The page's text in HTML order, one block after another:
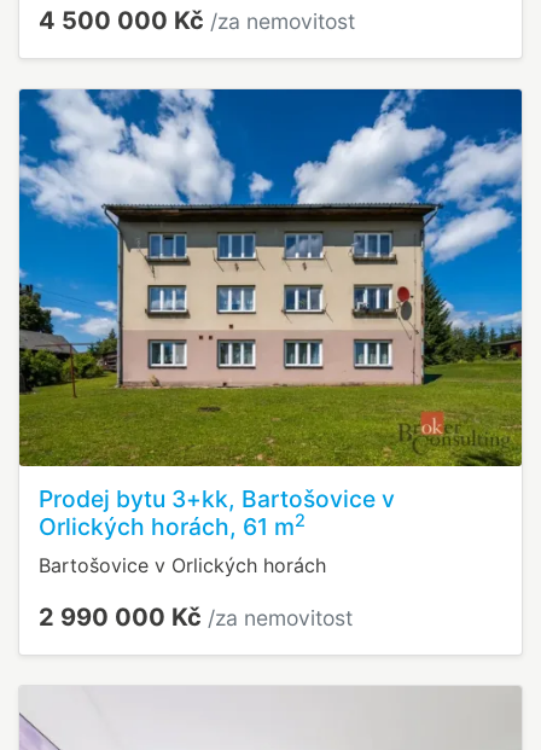
4 500 000 Kč /za nemovitost
Prodej bytu 3+kk, Bartošovice v
Orlických horách, 61 m2
Bartošovice v Orlických horách
2 990 000 Kč /za nemovitost